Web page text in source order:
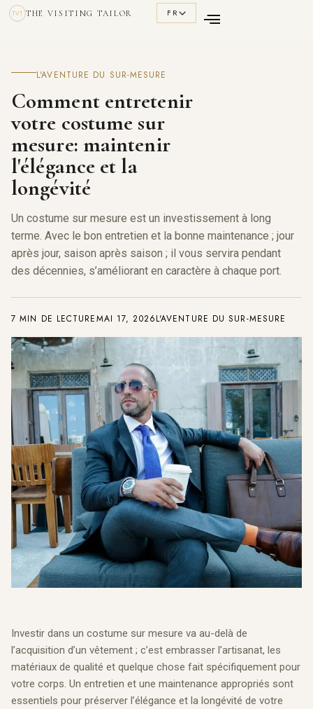
TVT THE VISITING TAILOR FR
L'AVENTURE DU SUR-MESURE
Comment entretenir
votre costume sur
mesure: maintenir
l'élégance et la
longévité
Un costume sur mesure est un investissement à long
terme. Avec le bon entretien et la bonne maintenance ; jour
après jour, saison après saison ; il vous servira pendant
des décennies, s’améliorant en caractère à chaque port.
7 MIN DE LECTUREMAI 17, 2026L'AVENTURE DU SUR-MESURE
Investir dans un costume sur mesure va au-delà de
l’acquisition d’un vêtement ; c’est embrasser l’artisanat, les
matériaux de qualité et quelque chose fait spécifiquement pour
votre corps. Un entretien et une maintenance appropriés sont
essentiels pour préserver l’élégance et la longévité de votre